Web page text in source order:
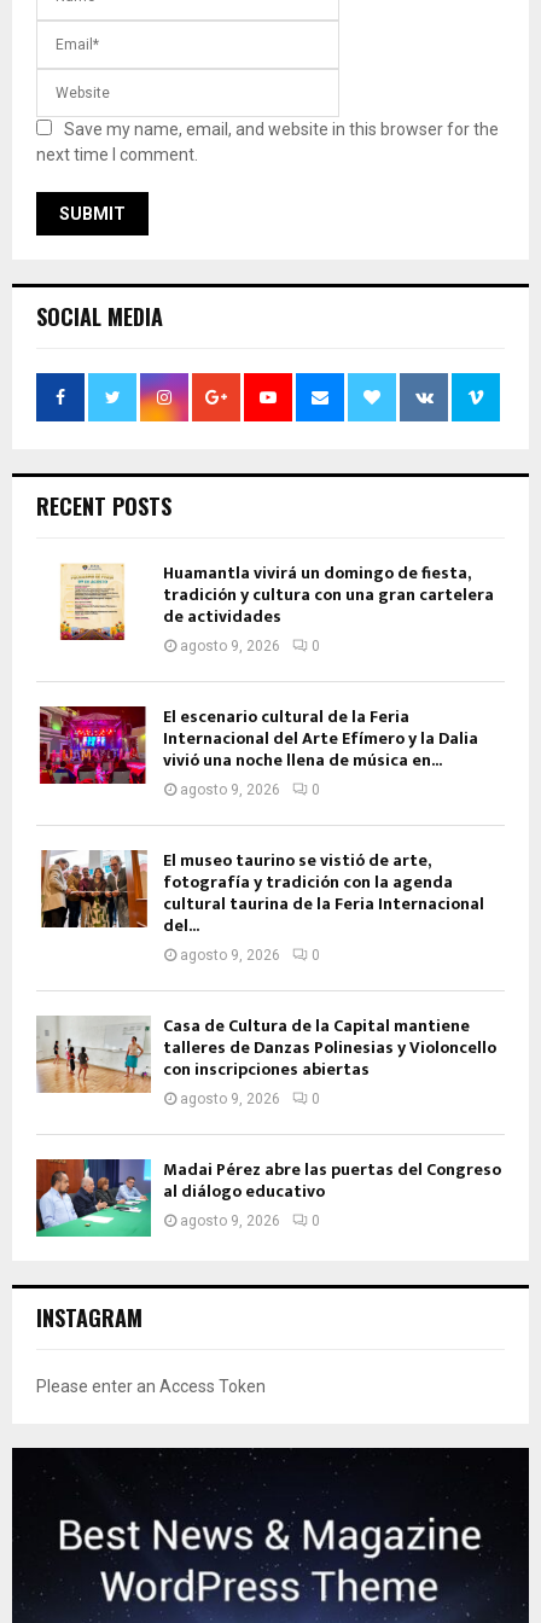
Save my name, email, and website in this browser for the
next time I comment.
SOCIAL MEDIA
RECENT POSTS
Huamantla vivirá un domingo de fiesta,
tradición y cultura con una gran cartelera
de actividades
agosto 9, 2026 0
El escenario cultural de la Feria
Internacional del Arte Efímero y la Dalia
vivió una noche llena de música en...
agosto 9, 2026 0
El museo taurino se vistió de arte,
fotografía y tradición con la agenda
cultural taurina de la Feria Internacional
del...
agosto 9, 2026 0
Casa de Cultura de la Capital mantiene
talleres de Danzas Polinesias y Violoncello
con inscripciones abiertas
agosto 9, 2026 0
Madai Pérez abre las puertas del Congreso
al diálogo educativo
agosto 9, 2026 0
INSTAGRAM
Please enter an Access Token